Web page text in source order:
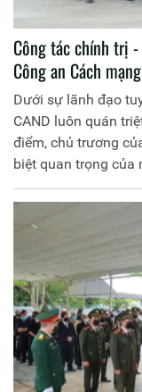
Công tác chính trị
Công an Cách mạng
Dưới sự lãnh đạo
CAND luôn quán
điểm, chủ trương
biệt quan trọng của
quốc; luôn thể hiện
mưu trí, dũng cảm,
tạo nên truyền
lượng chính trị, lực
tin cậy của Đảng,